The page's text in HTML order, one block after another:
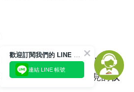
硬體施工，就能改變居家氛圍
就是可移動式的，常見的軟
歡迎訂閱我們的 LINE 官方帳號
連結 LINE 帳號